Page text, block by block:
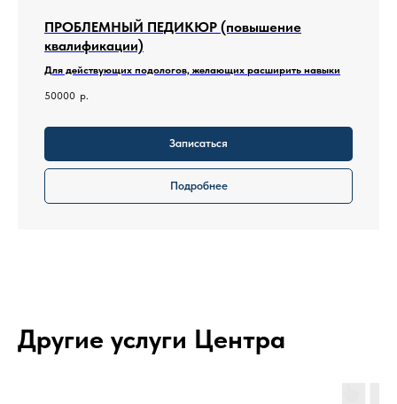
ПРОБЛЕМНЫЙ ПЕДИКЮР (повышение
квалификации)
Для действующих подологов, желающих расширить навыки
50000 р.
Записаться
Подробнее
Другие услуги Центра